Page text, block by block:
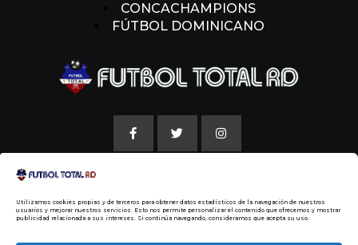
Utilizamos cookies propias y de terceros para obtener datos estadísticos de la navegación de nuestros
usuarios y mejorar nuestros servicios. Esto nos permite personalizar el contenido que ofrecemos y mostrar
publicidad relacionada a sus intereses. Si continúa navegando, consideramos que acepta su uso.
CONCACHAMPIONS
FÚTBOL DOMINICANO
POLITICAS DE COOKIE